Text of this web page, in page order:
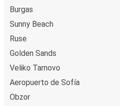
Burgas
Sunny Beach
Ruse
Golden Sands
Veliko Tarnovo
Aeropuerto de Sofía
Obzor